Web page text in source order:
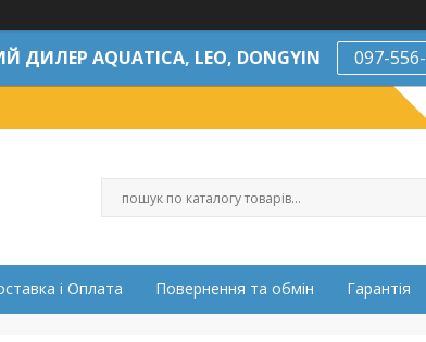
ДИЛЕР AQUATICA, LEO, DONGYIN 097-
і Оплата Повернення та обмін Гарантія